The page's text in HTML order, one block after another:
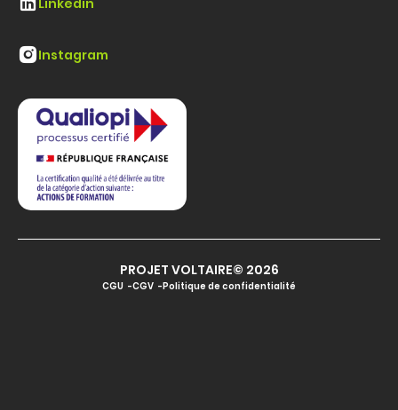
Instagram
PROJET VOLTAIRE© 2026
CGU CGV Politique de confidentialité